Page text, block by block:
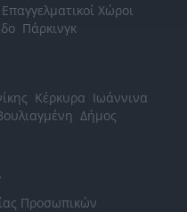
Επαγγελματικοί Χώροι
Πάρκινγκ
Κέρκυρα Ιωάννινα
Δήμος
Προσωπικών